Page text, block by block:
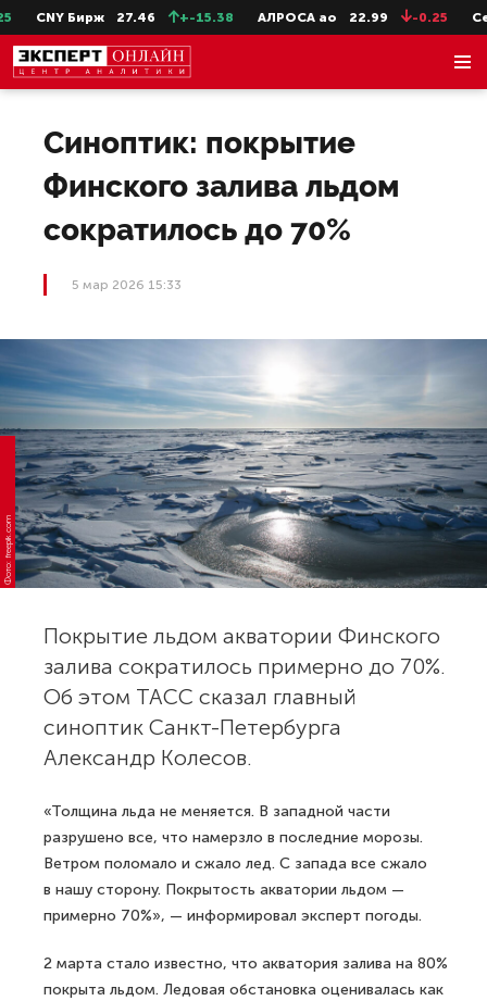
CNY Бирж 27.46 +-15.38 АЛРОСА ао 22.99 -0.25
Синоптик: покрытие
Финского залива льдом
сократилось до 70%
5 мар 2026 15:33
Фото: freepik.com
Покрытие льдом акватории Финского
залива сократилось примерно до 70%.
Об этом ТАСС сказал главный
синоптик Санкт-Петербурга
Александр Колесов.
«Толщина льда не меняется. В западной части
разрушено все, что намерзло в последние морозы.
Ветром поломало и сжало лед. С запада все сжало
в нашу сторону. Покрытость акватории льдом —
примерно 70%», — информировал эксперт погоды.
2 марта стало известно, что акватория залива на 80%
покрыта льдом. Ледовая обстановка оценивалась как